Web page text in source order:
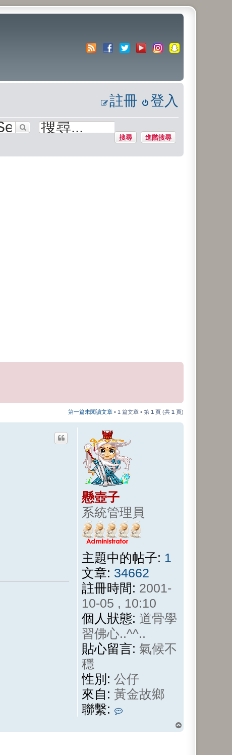
登入
註冊
搜尋 進階搜尋
第一篇未閱讀文章 • 1 篇文章 • 第 1 頁 (共 1 頁)
懸壺子
系統管理員
主題中的帖子: 1
文章: 34662
註冊時間: 2001-
10-05 , 10:10
個人狀態: 道骨學
習佛心..^^..
貼心留言: 氣候不
穩
性別: 公仔
來自: 黃金故鄉
聯繫: